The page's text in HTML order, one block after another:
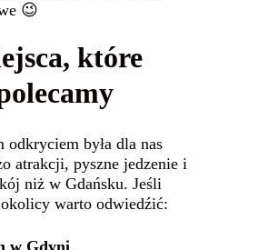
😉
które
odkryciem była dla nas
atrakcji, pyszne jedzenie i
niż w Gdańsku. Jeśli
warto odwiedźić:
w Gdyni